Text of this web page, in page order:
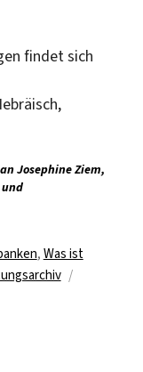
findet sich
Josephine Ziem,
, Was ist